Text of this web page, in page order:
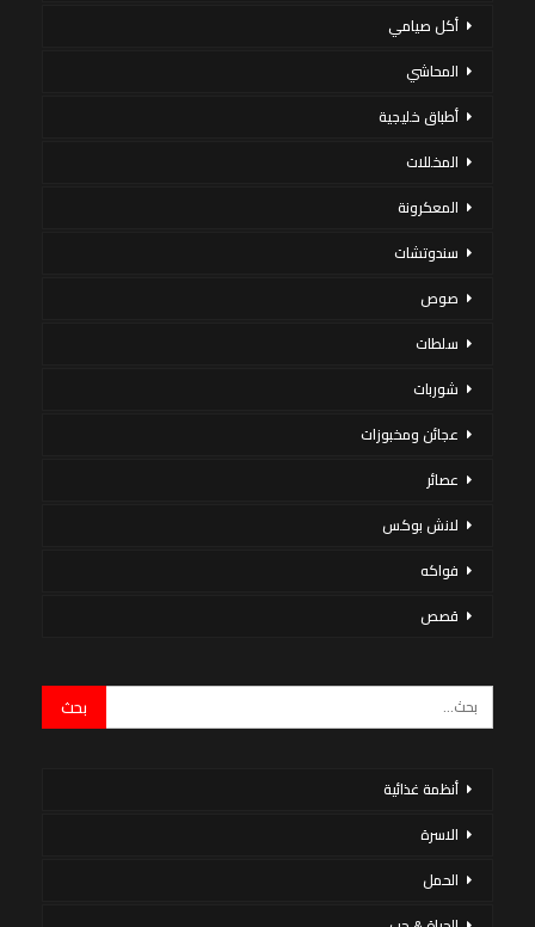
أكل صيامي
المحاشي
أطباق خليجية
المخللات
المعكرونة
سندوتشات
صوص
سلطات
شوربات
عجائن ومخبوزات
عصائر
لانش بوكس
فواكه
قصص
أنظمة غذائية
الاسرة
الحمل